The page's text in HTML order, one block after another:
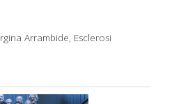
Arrambide, Esclerosi